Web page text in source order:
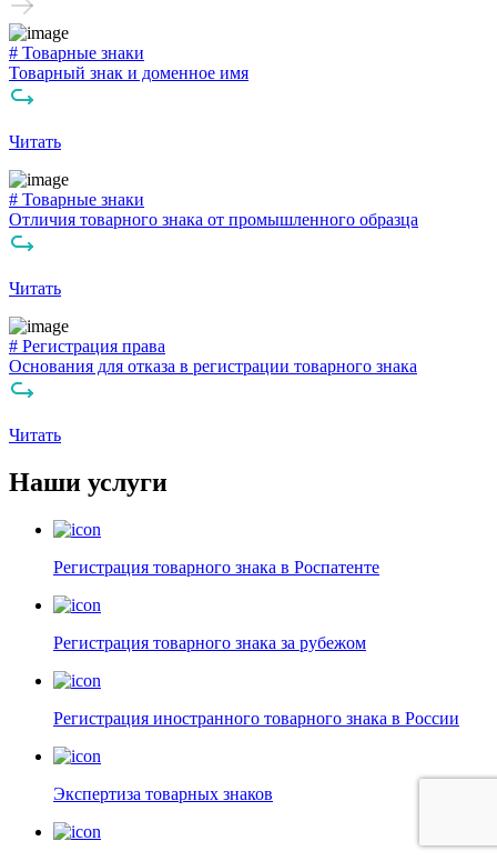
# Товарные знаки
Товарный знак и доменное имя
Читать
# Товарные знаки
Отличия товарного знака от промышленного образца
Читать
# Регистрация права
Основания для отказа в регистрации товарного знака
Читать
Наши услуги
Регистрация товарного знака в Роспатенте
Регистрация товарного знака за рубежом
Регистрация иностранного товарного знака в России
Экспертиза товарных знаков